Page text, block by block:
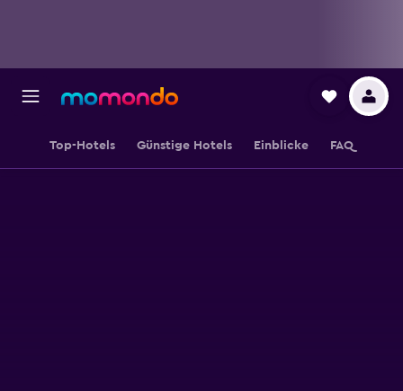
Top-Hotels Günstige Hotels Einblicke FAQ